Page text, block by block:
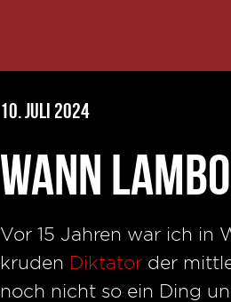
10. Juli 2024
Wann
Vor 15 Jahren war ich in
kruden Diktator der
noch nicht so ein Ding